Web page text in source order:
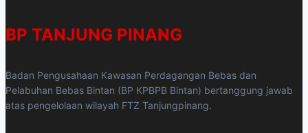
BP TANJUNG PINANG
Badan Pengusahaan Kawasan Perdagangan Bebas dan
Pelabuhan Bebas Bintan (BP KPBPB Bintan) bertanggung jawab
atas pengelolaan wilayah FTZ Tanjungpinang.